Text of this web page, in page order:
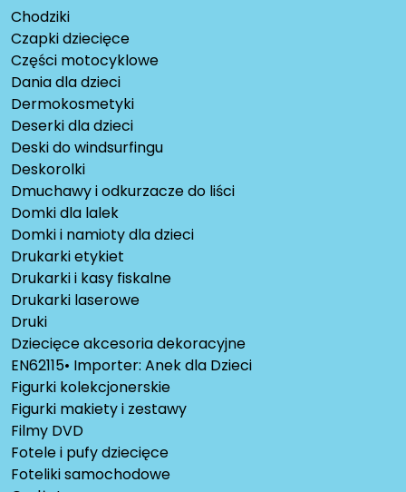
Chodziki
Czapki dziecięce
Części motocyklowe
Dania dla dzieci
Dermokosmetyki
Deserki dla dzieci
Deski do windsurfingu
Deskorolki
Dmuchawy i odkurzacze do liści
Domki dla lalek
Domki i namioty dla dzieci
Drukarki etykiet
Drukarki i kasy fiskalne
Drukarki laserowe
Druki
Dziecięce akcesoria dekoracyjne
EN62115• Importer: Anek dla Dzieci
Figurki kolekcjonerskie
Figurki makiety i zestawy
Filmy DVD
Fotele i pufy dziecięce
Foteliki samochodowe